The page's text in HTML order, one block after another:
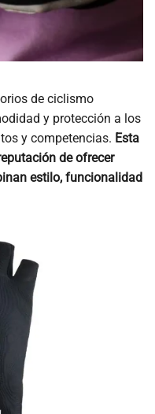
de ciclismo
y protección a los
y competencias. Esta
de ofrecer
estilo, funcionalidad